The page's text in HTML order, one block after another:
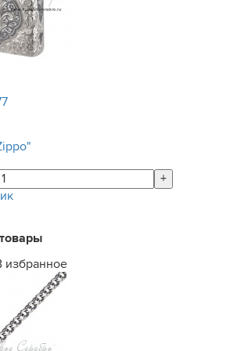
+
избранное